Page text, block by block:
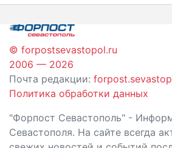
записям
© forpostsevastopol.ru
2006 — 2026
Почта редакции:
Политика обработки данных
"Форпост Севастополь" -
Севастополя. На сайте всегда